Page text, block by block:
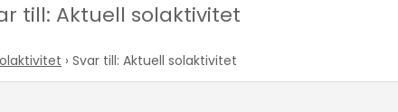
till: Aktuell solaktivitet
› Svar till: Aktuell solaktivitet